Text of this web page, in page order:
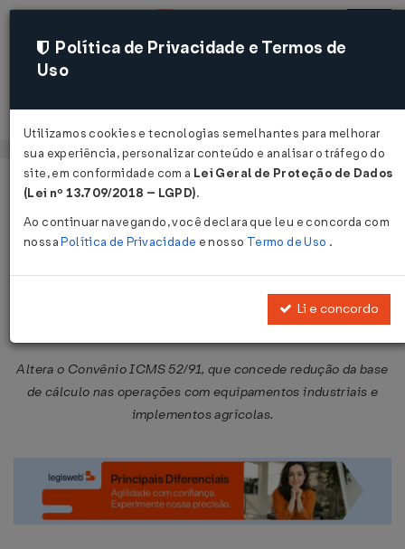
Acessar
Página Inicial Legislações
Convênio ICMS nº 157 de
Altera o Convênio ICMS 52/91, que concede redução da base
de cálculo nas operações com equipamentos industriais e
implementos agrícolas.
Política de Privacidade e Termos de
Uso
Utilizamos cookies e tecnologias semelhantes para melhorar
sua experiência, personalizar conteúdo e analisar o tráfego do
site, em conformidade com a Lei Geral de Proteção de Dados
(Lei nº 13.709/2018 – LGPD).
Ao continuar navegando, você declara que leu e concorda com
nossaPolítica de Privacidade e nosso Termo de Uso .
Li e concordo